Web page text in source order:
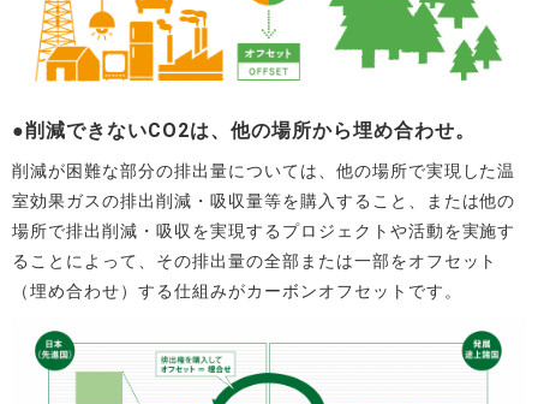
●削減できないCO2は、他の場所から埋め合わせ。
削減が困難な部分の排出量については、他の場所で実現した温
室効果ガスの排出削減・吸収量等を購入すること、または他の
場所で排出削減・吸収を実現するプロジェクトや活動を実施す
ることによって、その排出量の全部または一部をオフセット
（埋め合わせ）する仕組みがカーボンオフセットです。